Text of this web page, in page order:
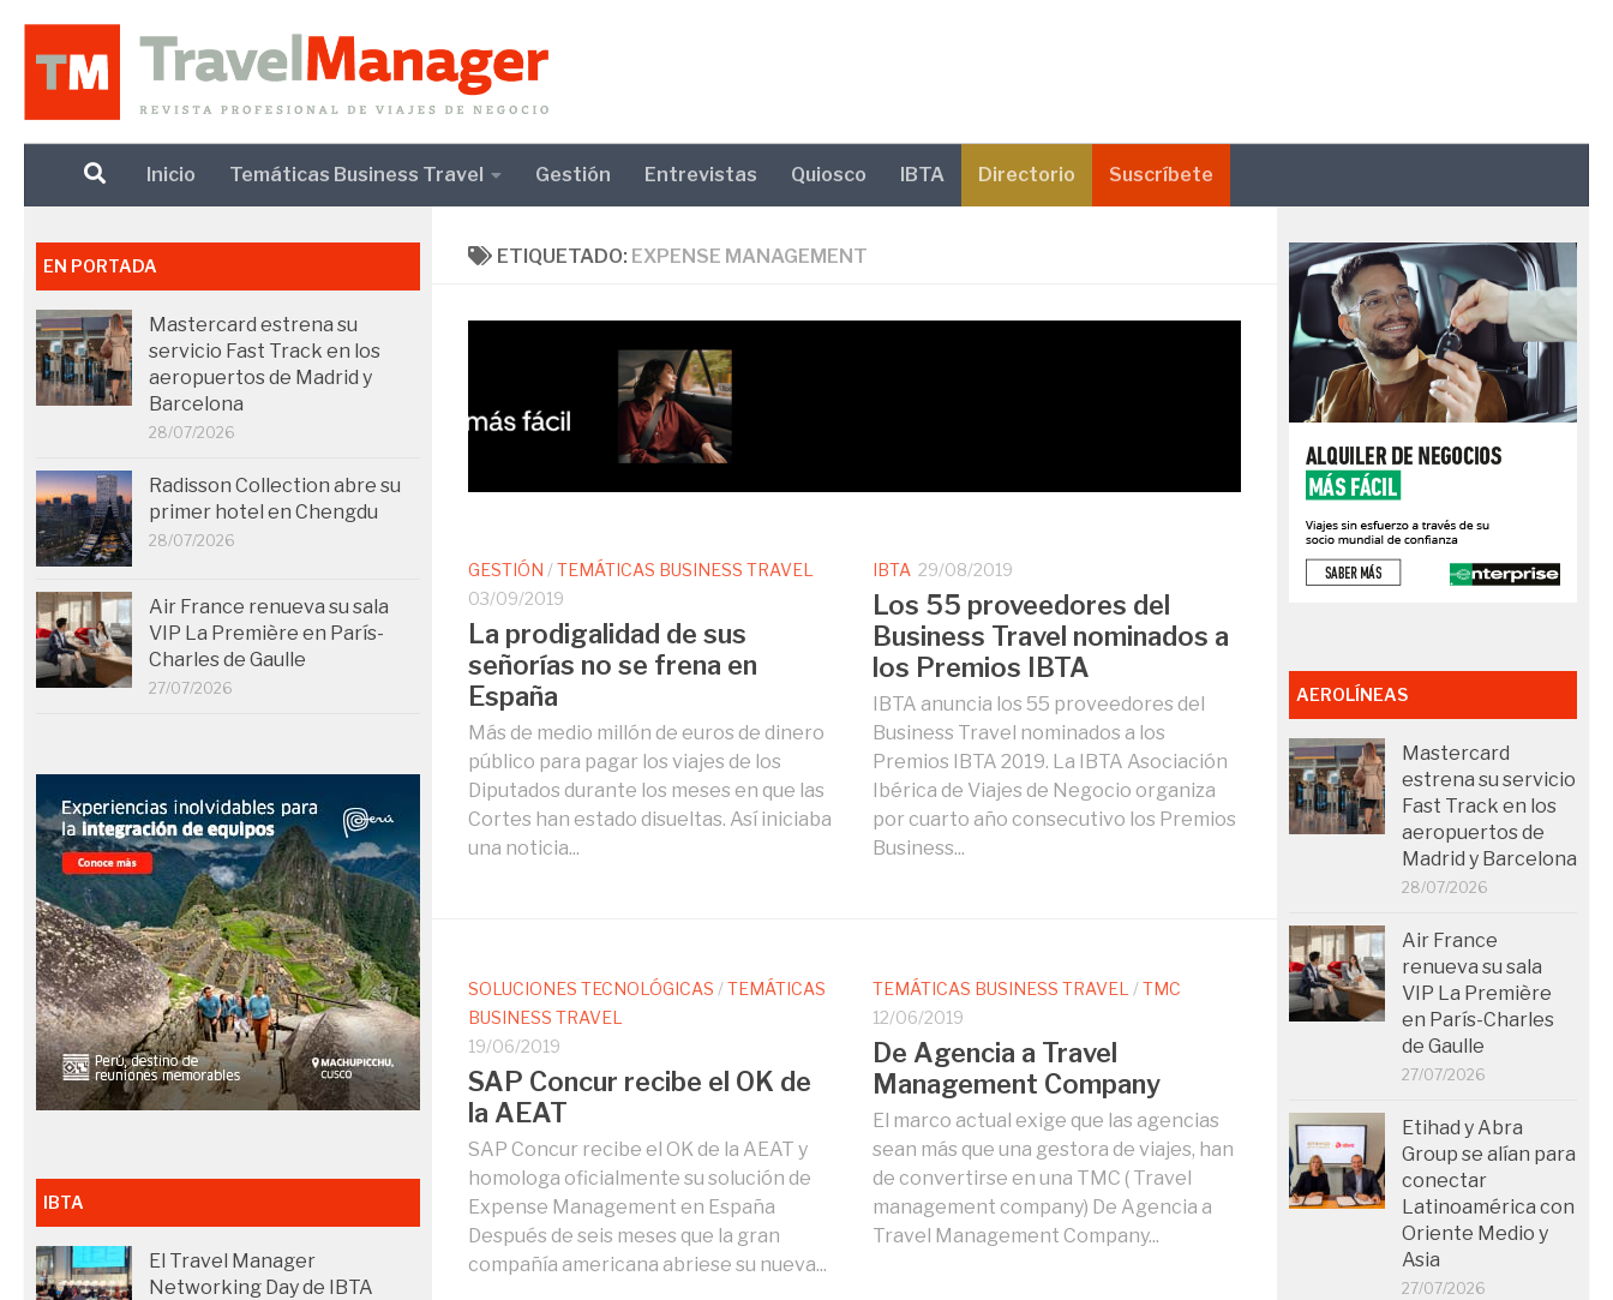
Debajo del contenido
Inicio Temáticas Business Travel Gestión Entrevistas Quiosco IBTA Directorio Suscríbete
ETIQUETADO: EXPENSE MANAGEMENT
GESTIÓN /TEMÁTICAS BUSINESS TRAVEL
03/09/2019
La prodigalidad de sus
señorías no se frena en
España
Más de medio millón de euros de dinero
público para pagar los viajes de los
Diputados durante los meses en que las
Cortes han estado disueltas. Así iniciaba
una noticia...
IBTA 29/08/2019
Los 55 proveedores del
Business Travel nominados a
los Premios IBTA
IBTA anuncia los 55 proveedores del
Business Travel nominados a los
Premios IBTA 2019. La IBTA Asociación
Ibérica de Viajes de Negocio organiza
por cuarto año consecutivo los Premios
Business...
SOLUCIONES TECNOLÓGICAS /TEMÁTICAS
BUSINESS TRAVEL
19/06/2019
SAP Concur recibe el OK de
la AEAT
SAP Concur recibe el OK de la AEAT y
homologa oficialmente su solución de
Expense Management en España
Después de seis meses que la gran
compañía americana abriese su nueva...
TEMÁTICAS BUSINESS TRAVEL /TMC
12/06/2019
De Agencia a Travel
Management Company
El marco actual exige que las agencias
sean más que una gestora de viajes, han
de convertirse en una TMC ( Travel
management company) De Agencia a
Travel Management Company...
EN PORTADA
Mastercard estrena su
servicio Fast Track en los
aeropuertos de Madrid y
Barcelona
28/07/2026
Radisson Collection abre su
primer hotel en Chengdu
28/07/2026
Air France renueva su sala
VIP La Première en París-
Charles de Gaulle
27/07/2026
IBTA
El Travel Manager
Networking Day de IBTA
AEROLÍNEAS
Mastercard
estrena su servicio
Fast Track en los
aeropuertos de
Madrid y Barcelona
28/07/2026
Air France
renueva su sala
VIP La Première
en París-Charles
de Gaulle
27/07/2026
Etihad y Abra
Group se alían para
conectar
Latinoamérica con
Oriente Medio y
Asia
27/07/2026